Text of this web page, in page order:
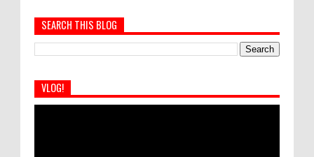
SEARCH THIS BLOG
VLOG!